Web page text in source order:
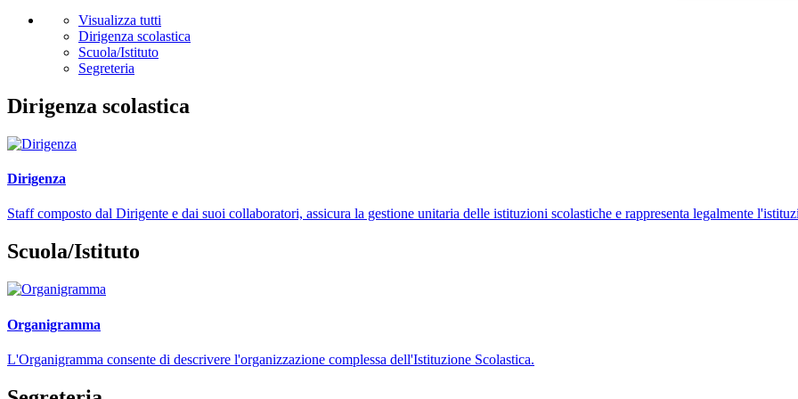
Visualizza tutti
Dirigenza scolastica
Scuola/Istituto
Segreteria
Dirigenza scolastica
Dirigenza
Staff composto dal Dirigente e dai suoi collaboratori, assicura la gestione unitaria delle istituzioni scolastiche e rappresenta legalmente
Scuola/Istituto
Organigramma
L'Organigramma consente di descrivere l'organizzazione complessa dell'Istituzione Scolastica.